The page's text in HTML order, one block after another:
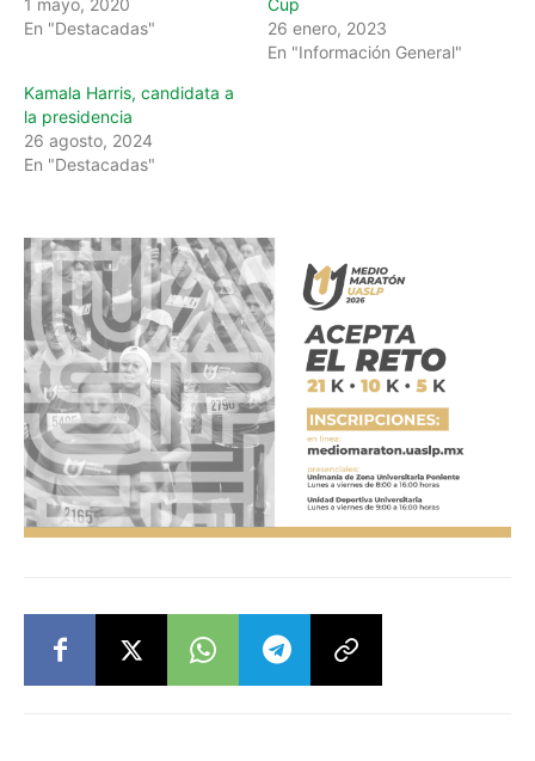
1 mayo, 2020
En "Destacadas"
Cup
26 enero, 2023
En "Información General"
Kamala Harris, candidata a
la presidencia
26 agosto, 2024
En "Destacadas"